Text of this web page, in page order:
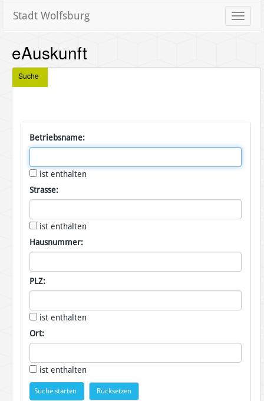
Toggle
Stadt Wolfsburg
eAuskunft
Suche
Betriebsname:
ist enthalten
Strasse:
ist enthalten
Hausnummer:
PLZ:
ist enthalten
Ort:
ist enthalten